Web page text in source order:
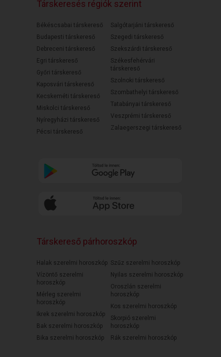
Társkeresés régiók szerint
Békéscsabai társkereső
Budapesti társkereső
Debreceni társkereső
Egri társkereső
Győri társkereső
Kaposvári társkereső
Kecskeméti társkereső
Miskolci társkereső
Nyíregyházi társkereső
Pécsi társkereső
Salgótarjáni társkereső
Szegedi társkereső
Szekszárdi társkereső
Székesfehérvári
társkereső
Szolnoki társkereső
Szombathelyi társkereső
Tatabányai társkereső
Veszprémi társkereső
Zalaegerszegi társkereső
Társkereső párhoroszkóp
Halak szerelmi horoszkóp
Vízöntő szerelmi
horoszkóp
Mérleg szerelmi
horoszkóp
Ikrek szerelmi horoszkóp
Bak szerelmi horoszkóp
Bika szerelmi horoszkóp
Szűz szerelmi horoszkóp
Nyilas szerelmi horoszkóp
Oroszlán szerelmi
horoszkóp
Kos szerelmi horoszkóp
Skorpió szerelmi
horoszkóp
Rák szerelmi horoszkóp